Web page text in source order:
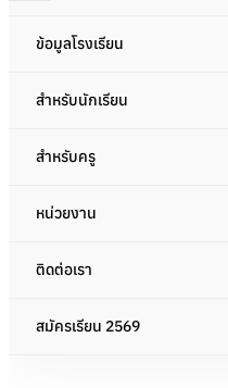
ข้อมูลโรงเรียน
สำหรับนักเรียน
สำหรับครู
หน่วยงาน
ติดต่อเรา
สมัครเรียน 2569
Archive
There are no upcoming